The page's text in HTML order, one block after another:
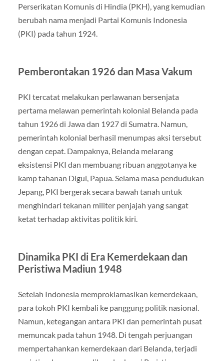
Perserikatan Komunis di Hindia (PKH), yang kemudian
berubah nama menjadi Partai Komunis Indonesia
(PKI) pada tahun 1924.
Pemberontakan 1926 dan Masa Vakum
PKI tercatat melakukan perlawanan bersenjata
pertama melawan pemerintah kolonial Belanda pada
tahun 1926 di Jawa dan 1927 di Sumatra. Namun,
pemerintah kolonial berhasil menumpas aksi tersebut
dengan cepat. Dampaknya, Belanda melarang
eksistensi PKI dan membuang ribuan anggotanya ke
kamp tahanan Digul, Papua. Selama masa pendudukan
Jepang, PKI bergerak secara bawah tanah untuk
menghindari tekanan militer penjajah yang sangat
ketat terhadap aktivitas politik kiri.
Dinamika PKI di Era Kemerdekaan dan
Peristiwa Madiun 1948
Setelah Indonesia memproklamasikan kemerdekaan,
para tokoh PKI kembali ke panggung politik nasional.
Namun, ketegangan antara PKI dan pemerintah pusat
memuncak pada tahun 1948. Di tengah perjuangan
mempertahankan kemerdekaan dari Belanda, terjadi